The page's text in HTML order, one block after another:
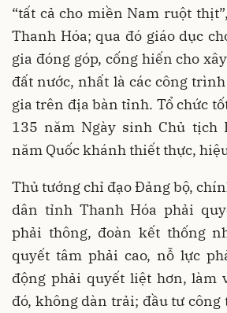
“tất cả cho miền Nam ruột
Thanh Hóa; qua đó giáo dục
gia đóng góp, cống hiến cho
đất nước, nhất là các công
gia trên địa bàn tỉnh. Tổ chức
135 năm Ngày sinh Chủ tịch
năm Quốc khánh thiết thực,
Thủ tướng chỉ đạo Đảng bộ,
dân tỉnh Thanh Hóa phải
phải thông, đoàn kết thống
quyết tâm phải cao, nỗ lực
động phải quyết liệt hơn, làm
đó, không dàn trải; đầu tư